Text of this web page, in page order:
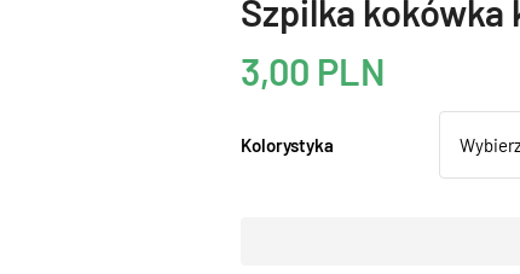
Szpilka
3,00 PLN
Kolorystyka